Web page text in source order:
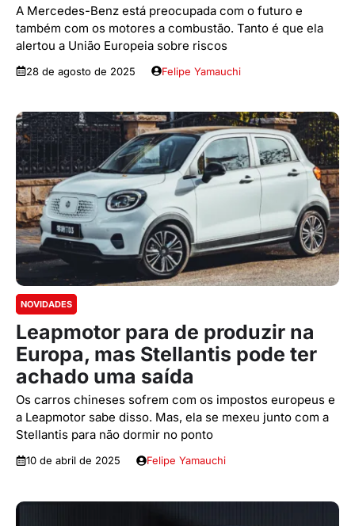
A Mercedes-Benz está preocupada com o futuro e
também com os motores a combustão. Tanto é que ela
alertou a União Europeia sobre riscos
28 de agosto de 2025 Felipe Yamauchi
NOVIDADES
Leapmotor para de produzir na
Europa, mas Stellantis pode ter
achado uma saída
Os carros chineses sofrem com os impostos europeus e
a Leapmotor sabe disso. Mas, ela se mexeu junto com a
Stellantis para não dormir no ponto
10 de abril de 2025 Felipe Yamauchi